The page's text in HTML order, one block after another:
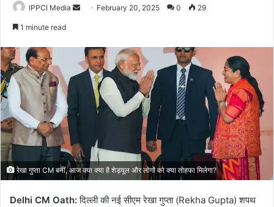
IPPCI Media
Send February 20, 2025 0 29
1 minute read
रेखा गुप्ता CM बनीं, आज क्या क्या है शेड्यूल और लोगों को क्या तोहफा मिलेगा?
Delhi CM Oath:दिल्ली की नई सीएम रेखा गुप्ता (Rekha Gupta) शपथ